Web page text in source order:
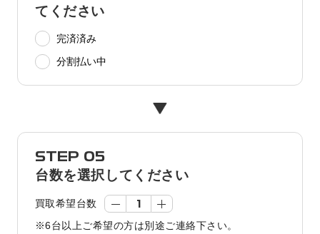
てください
完済済み
分割払い中
STEP 05
台数を選択してください
買取希望台数
※6台以上ご希望の方は別途ご連絡下さい。